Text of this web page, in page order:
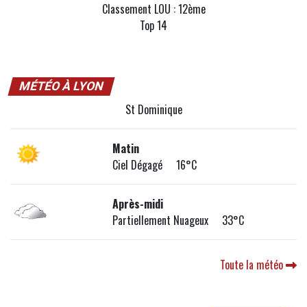
Classement LOU : 12ème
Top 14
MÉTÉO À LYON
St Dominique
Matin
Ciel Dégagé 16°C
Après-midi
Partiellement Nuageux 33°C
Toute la météo